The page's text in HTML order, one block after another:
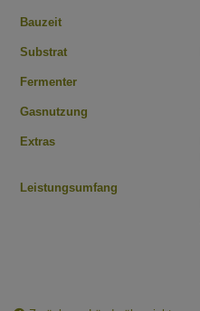
Bauzeit
Substrat
Fermenter
Gasnutzung
Extras
Leistungsumfang